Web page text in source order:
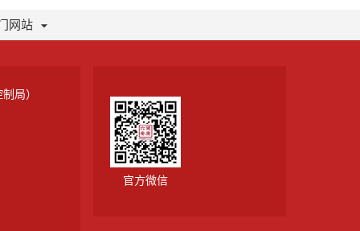
网站
局）
官方微信